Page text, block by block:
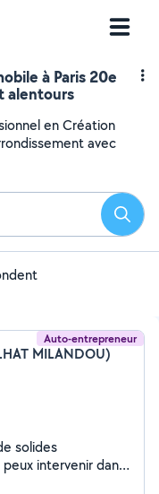
à Paris 20e
alentours
en Création
avec
Auto-entrepreneur
MILANDOU)
solides
intervenir dans